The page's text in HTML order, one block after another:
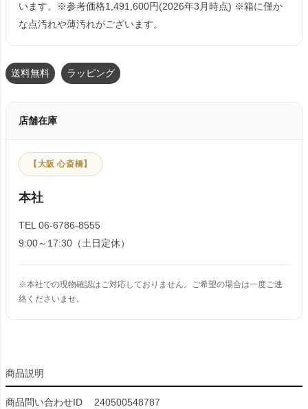
います。※参考価格1,491,600円(2026年3月時点) ※箱に僅か
な点汚れや薄汚れがございます。
送料無料 ラッピング
店舗在庫
【大阪 心斎橋】
本社
TEL 06-6786-8555
9:00～17:30（土日定休）
※本社での現物確認はご対応しておりません。ご希望の場合は一度ご連
絡くださいませ。
商品説明
商品問い合わせID 240500548787